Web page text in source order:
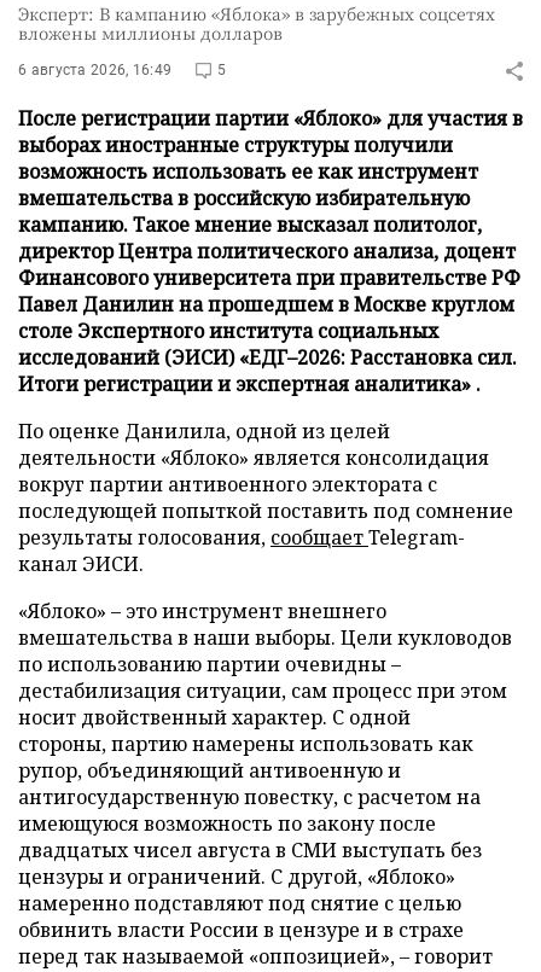
Эксперт: В кампанию «Яблока» в зарубежных соцсетях
вложены миллионы долларов
6 августа 2026, 16:49 5
После регистрации партии «Яблоко» для участия в
выборах иностранные структуры получили
возможность использовать ее как инструмент
вмешательства в российскую избирательную
кампанию. Такое мнение высказал политолог,
директор Центра политического анализа, доцент
Финансового университета при правительстве РФ
Павел Данилин на прошедшем в Москве круглом
столе Экспертного института социальных
исследований (ЭИСИ) «ЕДГ–2026: Расстановка сил.
Итоги регистрации и экспертная аналитика» .
По оценке Данилила, одной из целей
деятельности «Яблоко» является консолидация
вокруг партии антивоенного электората с
последующей попыткой поставить под сомнение
результаты голосования, сообщаетTelegram-
канал ЭИСИ.
«Яблоко» – это инструмент внешнего
вмешательства в наши выборы. Цели кукловодов
по использованию партии очевидны –
дестабилизация ситуации, сам процесс при этом
носит двойственный характер. С одной
стороны, партию намерены использовать как
рупор, объединяющий антивоенную и
антигосударственную повестку, с расчетом на
имеющуюся возможность по закону после
двадцатых чисел августа в СМИ выступать без
цензуры и ограничений. С другой, «Яблоко»
намеренно подставляют под снятие с целью
обвинить власти России в цензуре и в страхе
перед так называемой «оппозицией», – говорит